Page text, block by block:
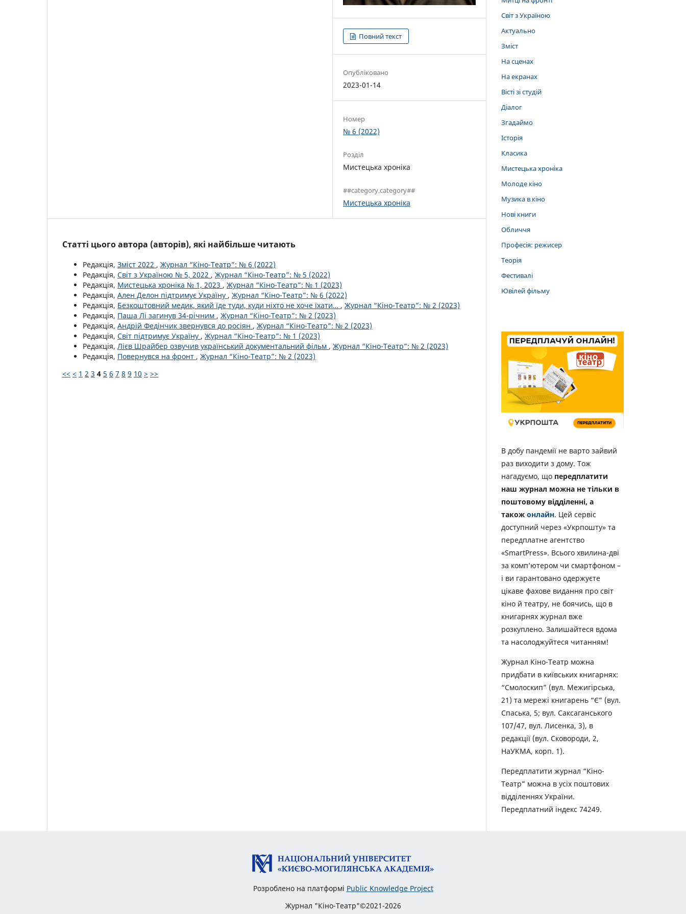
Повний текст
Опубліковано
2023-01-14
Номер
№ 6 (2022)
Розділ
Мистецька хроніка
##category.category##
Мистецька хроніка
Статті цього автора (авторів), які найбільше читають
Редакція, Зміст 2022 , Журнал “Кіно-Театр”: № 6 (2022)
Редакція, Світ з Україною № 5, 2022 , Журнал “Кіно-Театр”: № 5 (2022)
Редакція, Мистецька хроніка № 1, 2023 , Журнал “Кіно-Театр”: № 1 (2023)
Редакція, Ален Делон підтримує Україну , Журнал “Кіно-Театр”: № 6 (2022)
Редакція, Безкоштовний медик, який їде туди, куди ніхто не хоче їхати… , Журнал “Кіно-Театр”: № 2 (2023)
Редакція, Паша Лі загинув 34-річним , Журнал “Кіно-Театр”: № 2 (2023)
Редакція, Андрій Федінчик звернувся до росіян , Журнал “Кіно-Театр”: № 2 (2023)
Редакція, Світ підтримує Україну , Журнал “Кіно-Театр”: № 1 (2023)
Редакція, Лієв Шрайбер озвучив український документальний фільм , Журнал “Кіно-Театр”: № 2 (2023)
Редакція, Повернувся на фронт , Журнал “Кіно-Театр”: № 2 (2023)
<< < 1 2 3 4 5 6 7 8 9 10 > >>
Світ з Україною
Актуально
Зміст
На сценах
На екранах
Вісті зі студій
Діалог
Згадаймо
Історія
Класика
Мистецька хроніка
Молоде кіно
Музика в кіно
Нові книги
Обличчя
Професія: режисер
Теорія
Фестивалі
Ювілей фільму
В добу пандемії не варто зайвий
раз виходити з дому. Тож
нагадуємо, що передплатити
наш журнал можна не тільки в
поштовому відділенні, а
також онлайн. Цей сервіс
доступний через «Укрпошту» та
передплатне агентство
«SmartPress». Всього хвилина-дві
за комп’ютером чи смартфоном –
і ви гарантовано одержуєте
цікаве фахове видання про світ
кіно й театру, не боячись, що в
книгарнях журнал вже
розкуплено. Залишайтеся вдома
та насолоджуйтеся читанням!
Журнал Кіно-Театр можна
придбати в київських книгарнях:
“Смолоскип” (вул. Межигірська,
21) та мережі книгарень “Є” (вул.
Спаська, 5; вул. Саксаганського
107/47, вул. Лисенка, 3), в
редакції (вул. Сковороди, 2,
НаУКМА, корп. 1).
Передплатити журнал “Кіно-
Театр” можна в усіх поштових
відділеннях України.
Передплатний індекс 74249.
Розроблено на платформі Public Knowledge Project
Журнал "Кіно-Театр"©2021-2026